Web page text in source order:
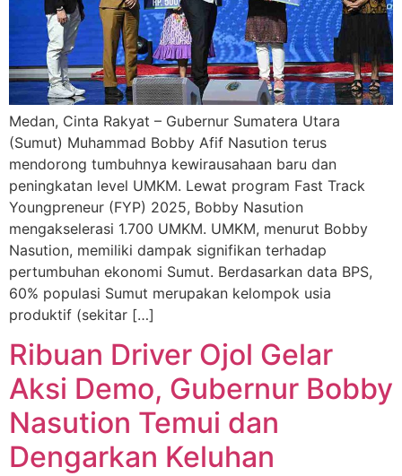
Medan, Cinta Rakyat – Gubernur Sumatera Utara
(Sumut) Muhammad Bobby Afif Nasution terus
mendorong tumbuhnya kewirausahaan baru dan
peningkatan level UMKM. Lewat program Fast Track
Youngpreneur (FYP) 2025, Bobby Nasution
mengakselerasi 1.700 UMKM. UMKM, menurut Bobby
Nasution, memiliki dampak signifikan terhadap
pertumbuhan ekonomi Sumut. Berdasarkan data BPS,
60% populasi Sumut merupakan kelompok usia
produktif (sekitar […]
Ribuan Driver Ojol Gelar
Aksi Demo, Gubernur Bobby
Nasution Temui dan
Dengarkan Keluhan